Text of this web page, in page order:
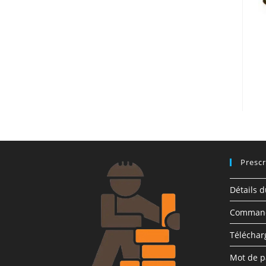
Détails
Mot de